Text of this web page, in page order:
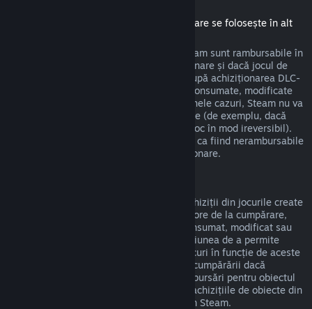
(Conținut disponibil în magazinul Steam care se folosește în alt
DLC-urile achiziționate din magazinul Steam sunt rambursabile în
termen de paisprezece zile de la achiziționare și dacă jocul de
bază a fost jucat mai puțin de două ore după achiziționarea DLC-
urilor, deci cât timp DLC-urile nu au fost consumate, modificate
sau transferate. Te rugăm să reții că, în unele cazuri, Steam nu va
putea oferi rambursări pentru DLC-uri terțe (de exemplu, dacă
DLC-urile cresc nivelul unui personaj din joc în mod ireversibil).
Aceste excepții vor fi marcate în mod clar ca fiind nerambursabile
pe pagina din magazin înainte de achiziționare.
Steam va oferi rambursări pentru orice achiziții din jocurile create
de Valve în termen de patruzeci și opt de ore de la cumpărare,
atât timp cât obiectul din joc nu a fost consumat, modificat sau
transferat. Dezvoltatorii terți vor avea opțiunea de a permite
rambursări pentru propriile obiecte din jocuri în funcție de aceste
cerințe. Steam te va anunța la momentul cumpărării dacă
dezvoltatorul jocului a optat să ofere rambursări pentru obiectul
din joc pe care îl cumperi. În caz contrar, achizițiile de obiecte din
jocuri non-Valve nu sunt rambursabile prin Steam.